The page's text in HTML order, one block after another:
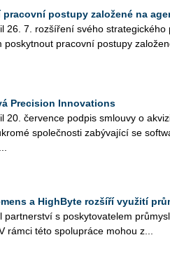
pracovní postupy založené na
26. 7. roz­ší­ře­ní svého stra­te­gic­ké­ho
po­skyt­nout pra­cov­ní po­stu­py
Precision Innovations
20. čer­ven­ce pod­pis smlou­vy o
spo­leč­nos­ti za­bý­va­jí­cí se
a HighByte rozšíří využití
part­ner­ství s po­sky­to­va­te­lem
rámci této spo­lu­prá­ce mohou z...